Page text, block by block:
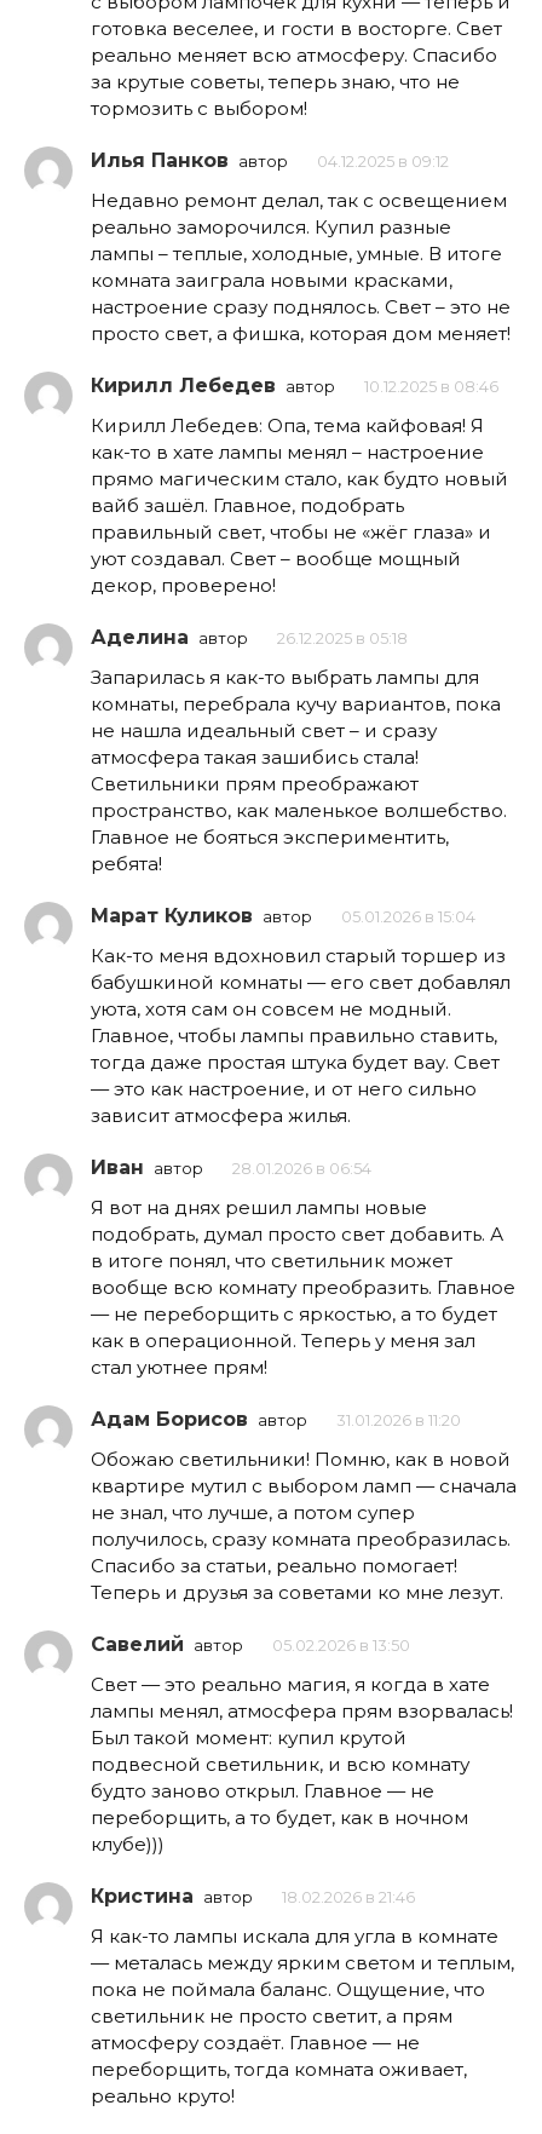
готовка веселее, и гости в восторге. Свет
реально меняет всю атмосферу. Спасибо
за крутые советы, теперь знаю, что не
тормозить с выбором!
Илья Панков автор 04.12.2025 в 09:12
Недавно ремонт делал, так с освещением
реально заморочился. Купил разные
лампы – теплые, холодные, умные. В итоге
комната заиграла новыми красками,
настроение сразу поднялось. Свет – это не
просто свет, а фишка, которая дом меняет!
Кирилл Лебедев автор 10.12.2025 в 08:46
Кирилл Лебедев: Опа, тема кайфовая! Я
как-то в хате лампы менял – настроение
прямо магическим стало, как будто новый
вайб зашёл. Главное, подобрать
правильный свет, чтобы не «жёг глаза» и
уют создавал. Свет – вообще мощный
декор, проверено!
Аделина автор 26.12.2025 в 05:18
Запарилась я как-то выбрать лампы для
комнаты, перебрала кучу вариантов, пока
не нашла идеальный свет – и сразу
атмосфера такая зашибись стала!
Светильники прям преображают
пространство, как маленькое волшебство.
Главное не бояться экспериментить,
ребята!
Марат Куликов автор 05.01.2026 в 15:04
Как-то меня вдохновил старый торшер из
бабушкиной комнаты — его свет добавлял
уюта, хотя сам он совсем не модный.
Главное, чтобы лампы правильно ставить,
тогда даже простая штука будет вау. Свет
— это как настроение, и от него сильно
зависит атмосфера жилья.
Иван автор 28.01.2026 в 06:54
Я вот на днях решил лампы новые
подобрать, думал просто свет добавить. А
в итоге понял, что светильник может
вообще всю комнату преобразить. Главное
— не переборщить с яркостью, а то будет
как в операционной. Теперь у меня зал
стал уютнее прям!
Адам Борисов автор 31.01.2026 в 11:20
Обожаю светильники! Помню, как в новой
квартире мутил с выбором ламп — сначала
не знал, что лучше, а потом супер
получилось, сразу комната преобразилась.
Спасибо за статьи, реально помогает!
Теперь и друзья за советами ко мне лезут.
Савелий автор 05.02.2026 в 13:50
Свет — это реально магия, я когда в хате
лампы менял, атмосфера прям взорвалась!
Был такой момент: купил крутой
подвесной светильник, и всю комнату
будто заново открыл. Главное — не
переборщить, а то будет, как в ночном
клубе)))
Кристина автор 18.02.2026 в 21:46
Я как-то лампы искала для угла в комнате
— металась между ярким светом и теплым,
пока не поймала баланс. Ощущение, что
светильник не просто светит, а прям
атмосферу создаёт. Главное — не
переборщить, тогда комната оживает,
реально круто!